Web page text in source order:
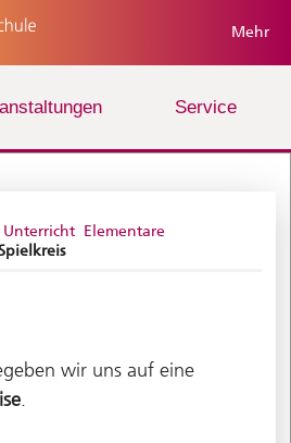
Mehr
Service
Unterricht Elementare
wir uns auf eine
.